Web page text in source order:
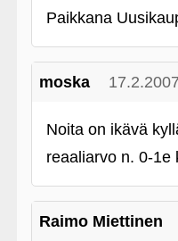
Paikkana
moska
Noita on ikävä
reaaliarvo n. 0-1e
Raimo Miettinen